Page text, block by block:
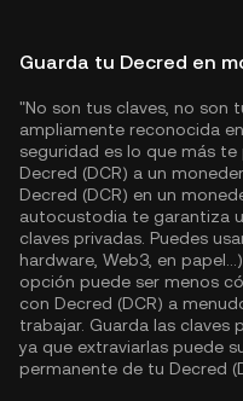
Guarda tu Decred en
"No son tus claves, no son
ampliamente reconocida
seguridad es lo que más
Decred (DCR) a un
Decred (DCR) en un
autocustodia te garantiza
claves privadas. Puedes
hardware, Web3, en
opción puede ser menos
con Decred (DCR) a
trabajar. Guarda las claves
ya que extraviarlas puede
permanente de tu Decred